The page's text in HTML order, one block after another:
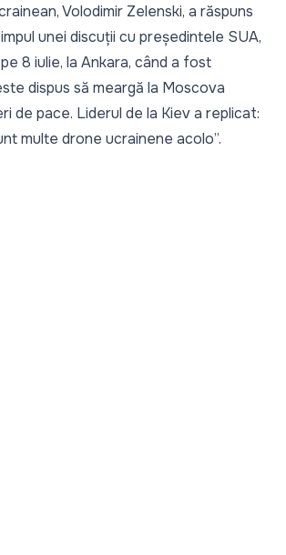
Volodimir Zelenski, a răspuns
unei discuții cu președintele SUA,
8 iulie, la Ankara, când a fost
dispus să meargă la Moscova
de pace. Liderul de la Kiev a replicat:
multe drone ucrainene acolo”.